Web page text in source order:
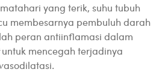
yang terik, suhu tubuh
membesarnya pembuluh darah
peran antiinflamasi dalam
untuk mencegah terjadinya